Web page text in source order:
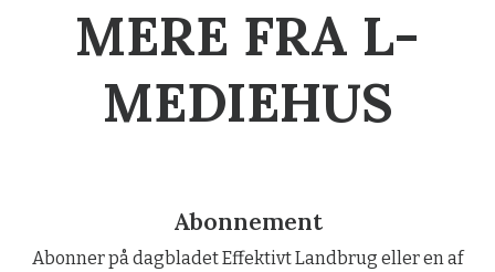
MERE FRA L-
MEDIEHUS
Abonnement
Abonner på dagbladet Effektivt Landbrug eller en af